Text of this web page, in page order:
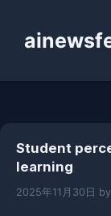
Student
learning
2025年11月30日 by